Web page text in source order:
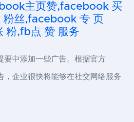
主页赞,facebook 买
丝,facebook 专 页
粉,fb点 赞 服务
要中添加一些广告。根据官方
，企业很快将能够在社交网络服务